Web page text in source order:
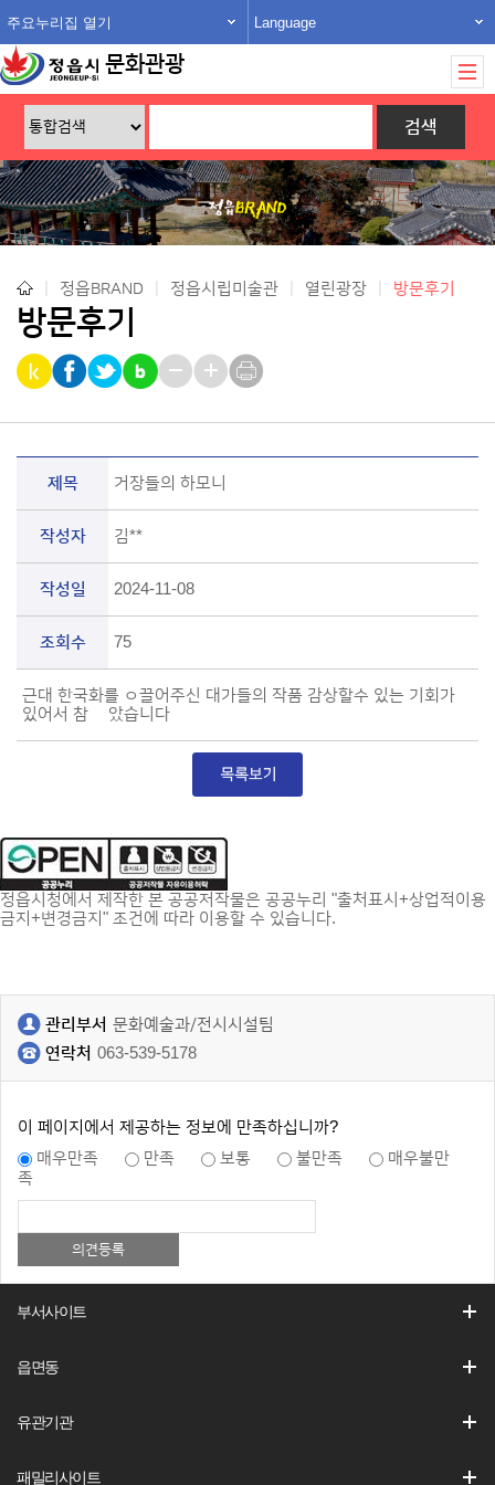
주요누리집 열기 Language
문화관광
정읍BRAND 정읍시립미술관 열린광장 방문후기
방문후기
제목 거장들의 하모니
작성자 김**
작성일 2024-11-08
조회수 75
근대 한국화를 ㅇ끌어주신 대가들의 작품 감상할수 있는 기회가
있어서 참 젛았습니다
정읍시청에서 제작한 본 공공저작물은 공공누리 "출처표시+상업적이용
금지+변경금지" 조건에 따라 이용할 수 있습니다.
관리부서 문화예술과/전시시설팀
연락처 063-539-5178
이 페이지에서 제공하는 정보에 만족하십니까?
매우만족
만족 보통 불만족
매우불만
족
부서사이트
읍면동
유관기관
패밀리사이트